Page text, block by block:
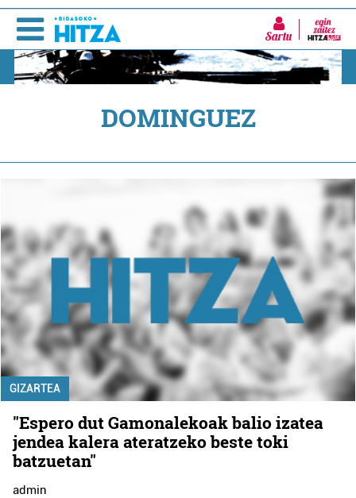
Sartu
DOMINGUEZ
GIZARTEA
"Espero dut Gamonalekoak balio izatea
jendea kalera ateratzeko beste toki
batzuetan"
admin